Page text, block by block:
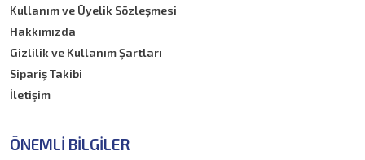
Kullanım ve Üyelik Sözleşmesi
Hakkımızda
Gizlilik ve Kullanım Şartları
Sipariş Takibi
İletişim
ÖNEMLI BILGILER